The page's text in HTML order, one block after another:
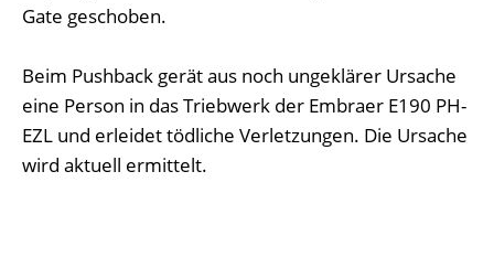
Gate geschoben.
Beim Pushback gerät aus noch ungeklärer Ursache
eine Person in das Triebwerk der Embraer E190 PH-
EZL und erleidet tödliche Verletzungen. Die Ursache
wird aktuell ermittelt.